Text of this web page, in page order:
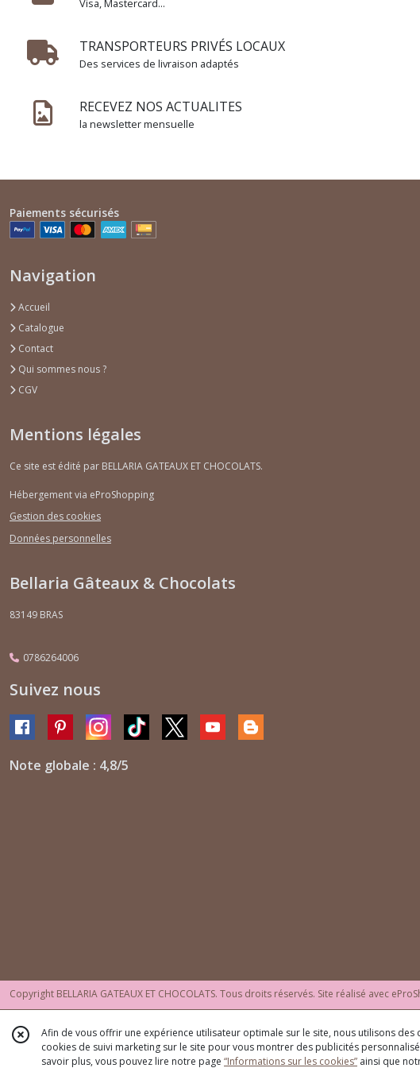
Visa, Mastercard...
TRANSPORTEURS PRIVÉS LOCAUX
Des services de livraison adaptés
RECEVEZ NOS ACTUALITES
la newsletter mensuelle
Paiements sécurisés
Navigation
Accueil
Catalogue
Contact
Qui sommes nous ?
CGV
Mentions légales
Ce site est édité par BELLARIA GATEAUX ET CHOCOLATS.
Hébergement via eProShopping
Gestion des cookies
Données personnelles
Bellaria Gâteaux & Chocolats
83149 BRAS
0786264006
Suivez nous
Note globale : 4,8/5
Copyright BELLARIA GATEAUX ET CHOCOLATS. Tous droits réservés. Site réalisé avec
Afin de vous offrir une expérience utilisateur optimale sur le site, nous utilisons
cookies de suivi marketing sur le site pour vous montrer des publicités
savoir plus, vous pouvez lire notre page “Informations sur les cookies” ainsi que